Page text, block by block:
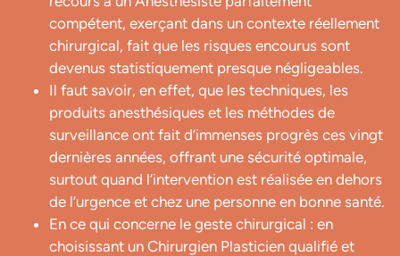
compétent, exerçant dans un contexte réellement
chirurgical, fait que les risques encourus sont
devenus statistiquement presque négligeables.
Il faut savoir, en effet, que les techniques, les
produits anesthésiques et les méthodes de
surveillance ont fait d’immenses progrès ces vingt
dernières années, offrant une sécurité optimale,
surtout quand l’intervention est réalisée en dehors
de l’urgence et chez une personne en bonne santé.
En ce qui concerne le geste chirurgical : en
choisissant un Chirurgien Plasticien qualifié et